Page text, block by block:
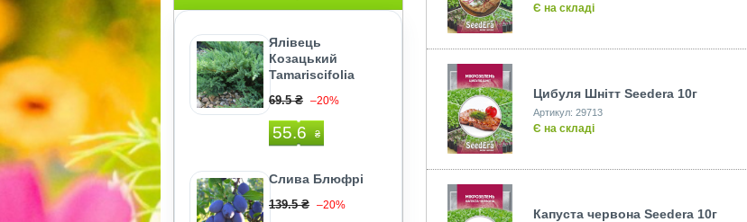
Ялівець
Козацький
Tamariscifolia
69.5 ₴ –20%
55.6 ₴
Слива Блюфрі
139.5 ₴ –20%
Є на складі
Цибуля Шнітт Seedеra 10г
Артикул: 29713
Є на складі
Капуста червона Seedеra 10г